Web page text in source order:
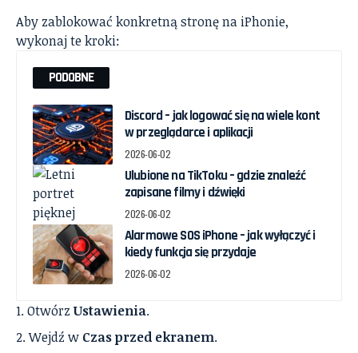
Aby zablokować konkretną stronę na iPhonie,
wykonaj te kroki:
PODOBNE
Discord – jak logować się na wiele kont
w przeglądarce i aplikacji
2026-06-02
Ulubione na TikToku – gdzie znaleźć
zapisane filmy i dźwięki
2026-06-02
Alarmowe SOS iPhone – jak wyłączyć i
kiedy funkcja się przydaje
2026-06-02
Otwórz Ustawienia.
Wejdź w Czas przed ekranem.